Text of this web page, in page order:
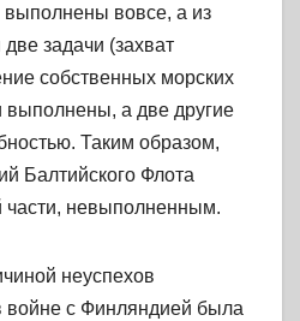
вовсе, а из
задачи (захват
собственных морских
а две другие
Таким образом,
Балтийского Флота
части, невыполненным.
неуспехов
войне с Финляндией была